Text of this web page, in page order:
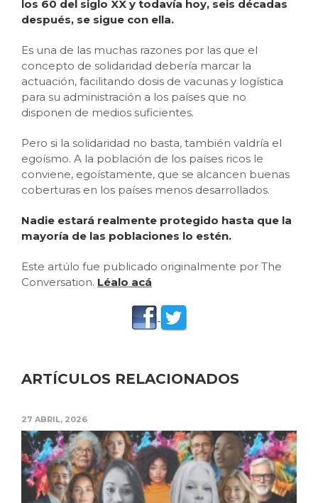
los 60 del siglo XX y todavía hoy, seis décadas
después, se sigue con ella.
Es una de las muchas razones por las que el
concepto de solidaridad debería marcar la
actuación, facilitando dosis de vacunas y logística
para su administración a los países que no
disponen de medios suficientes.
Pero si la solidaridad no basta, también valdría el
egoísmo. A la población de los países ricos le
conviene, egoístamente, que se alcancen buenas
coberturas en los países menos desarrollados.
Nadie estará realmente protegido hasta que la
mayoría de las poblaciones lo estén.
Este artúlo fue publicado originalmente por The
Conversation. Léalo acá
ARTÍCULOS RELACIONADOS
27 ABRIL, 2026